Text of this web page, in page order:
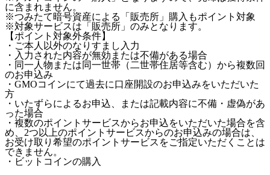
に含まれません。
※つみたて暗号資産による「販売所」購入もポイント対象
※対象サービスは「販売所」のみとなります。
【ポイント対象外条件】
・ご本人以外のなりすまし入力
・入力された内容が無効または不備がある場合
・同一人物または同一世帯（二世帯住居等含む）から複数回
のお申込み
・GMOコインにて過去に口座開設のお申込みをいただいた
方
・いたずらによるお申込、または記載内容に不備・虚偽があ
った場合
・複数のポイントサービスからお申込をいただいた場合を含
め、2つ以上のポイントサービスからのお申込みの場合は、
お受け取り希望のポイントサービスをご指定いただくことは
できません。
・ビットコインの購入